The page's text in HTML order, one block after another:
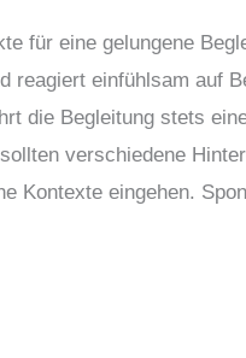
für eine gelungene
reagiert einfühlsam auf
die Begleitung stets
verschiedene
Kontexte eingehen.